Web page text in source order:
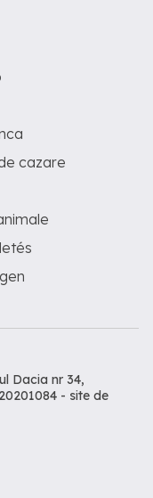
cazare
Dacia nr 34,
- site de